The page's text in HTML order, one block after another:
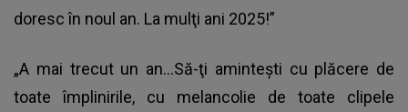
doresc în noul an. La mulţi ani 2025!”
„A mai trecut un an...Să-ţi aminteşti cu plăcere de
toate împlinirile, cu melancolie de toate clipele